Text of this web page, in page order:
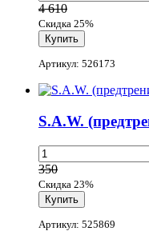
4 610
Скидка 25%
Артикул: 526173
S.A.W.
350
Скидка 23%
Артикул: 525869